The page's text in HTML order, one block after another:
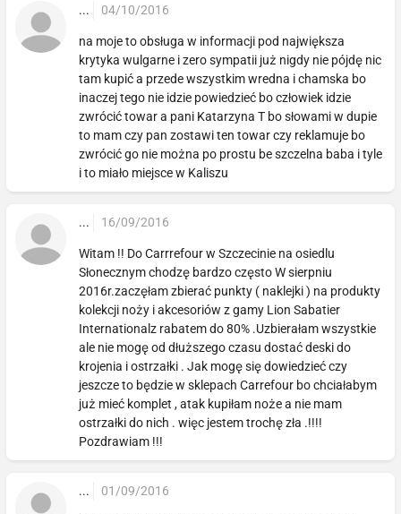
... 04/10/2016
na moje to obsługa w informacji pod największa
krytyka wulgarne i zero sympatii już nigdy nie pójdę nic
tam kupić a przede wszystkim wredna i chamska bo
inaczej tego nie idzie powiedzieć bo człowiek idzie
zwrócić towar a pani Katarzyna T bo słowami w dupie
to mam czy pan zostawi ten towar czy reklamuje bo
zwrócić go nie można po prostu be szczelna baba i tyle
i to miało miejsce w Kaliszu
... 16/09/2016
Witam !! Do Carrrefour w Szczecinie na osiedlu
Słonecznym chodzę bardzo często W sierpniu
2016r.zaczęłam zbierać punkty ( naklejki ) na produkty
kolekcji noży i akcesoriów z gamy Lion Sabatier
Internationalz rabatem do 80% .Uzbierałam wszystkie
ale nie mogę od dłuższego czasu dostać deski do
krojenia i ostrzałki . Jak mogę się dowiedzieć czy
jeszcze to będzie w sklepach Carrefour bo chciałabym
już mieć komplet , atak kupiłam noże a nie mam
ostrzałki do nich . więc jestem trochę zła .!!!!
Pozdrawiam !!!
... 01/09/2016